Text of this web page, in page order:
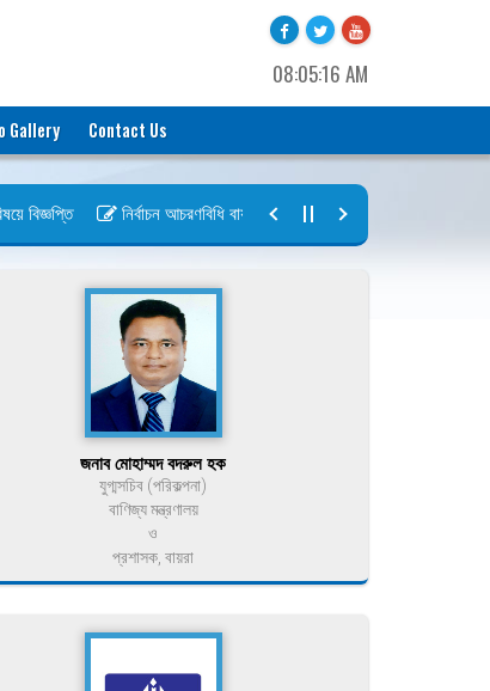
08:05:16 AM
Gallery Contact Us
নির্বাচন আচরণবিধি বায়রা ২০২৬-২০২৮
জনাব মোহাম্মদ বদরুল হক
যুগ্মসচিব (পরিকল্পনা)
বাণিজ্য মন্ত্রণালয়
ও
প্রশাসক, বায়রা